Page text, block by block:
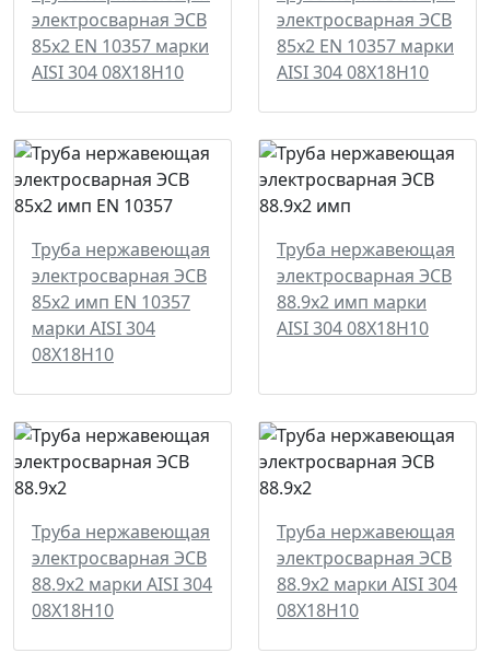
электросварная ЭСВ
85х2 EN 10357 марки
AISI 304 08Х18Н10
электросварная ЭСВ
85х2 EN 10357 марки
AISI 304 08Х18Н10
Труба нержавеющая
электросварная ЭСВ
85х2 имп EN 10357
марки AISI 304
08Х18Н10
Труба нержавеющая
электросварная ЭСВ
88.9х2 имп марки
AISI 304 08Х18Н10
Труба нержавеющая
электросварная ЭСВ
88.9х2 марки AISI 304
08Х18Н10
Труба нержавеющая
электросварная ЭСВ
88.9х2 марки AISI 304
08Х18Н10